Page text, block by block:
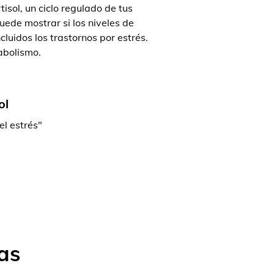
un ciclo regulado de tus
mostrar si los niveles de
los trastornos por estrés.
estrés"